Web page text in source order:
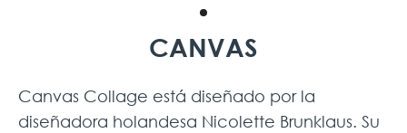
CANVAS
Canvas Collage está diseñado por la
diseñadora holandesa Nicolette Brunklaus. Su